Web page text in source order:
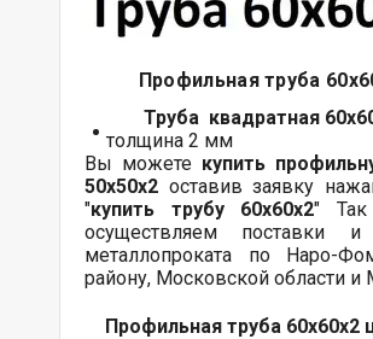
Профильная труба
Труба квадратная
толщина 2 мм
Вы можете купить
50х50х2 оставив заявку
"купить трубу60х60х2"
осуществляем поставки и
металлопроката по Наро-
району, Московской области и
Профильная труба 60х60х2